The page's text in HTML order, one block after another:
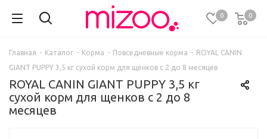
0 0
Главная - Каталог - Корма - Повседневные корма - ROYAL CANIN
GIANT PUPPY 3,5 кг сухой корм для щенков с 2 до 8 месяцев
ROYAL CANIN GIANT PUPPY 3,5 кг
сухой корм для щенков с 2 до 8
месяцев